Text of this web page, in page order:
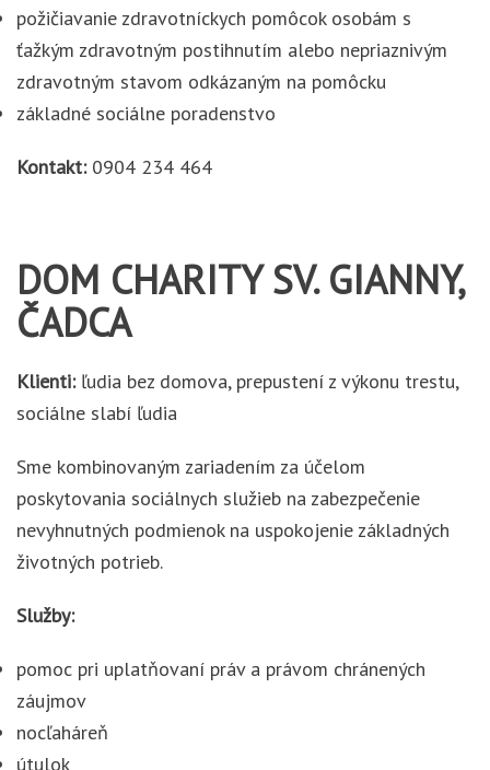
požičiavanie zdravotníckych pomôcok osobám s
ťažkým zdravotným postihnutím alebo nepriaznivým
zdravotným stavom odkázaným na pomôcku
základné sociálne poradenstvo
Kontakt:0904 234 464
DOM CHARITY SV. GIANNY,
ČADCA
Klienti: ľudia bez domova, prepustení z výkonu trestu,
sociálne slabí ľudia
Sme kombinovaným zariadením za účelom
poskytovania sociálnych služieb na zabezpečenie
nevyhnutných podmienok na uspokojenie základných
životných potrieb.
Služby:
pomoc pri uplatňovaní práv a právom chránených
záujmov
nocľaháreň
útulok